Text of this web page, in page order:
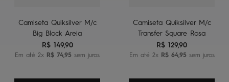
Camiseta Quiksilver M/c
Big Block Areia
R$ 149,90
Em até 2x R$ 7495 sem juros
Camiseta Quiksilver M/c
Transfer Square Rosa
R$ 129,90
Em até 2x R$ 64,95 sem juros